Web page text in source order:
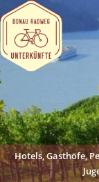
Hotels, Gasthöfe,